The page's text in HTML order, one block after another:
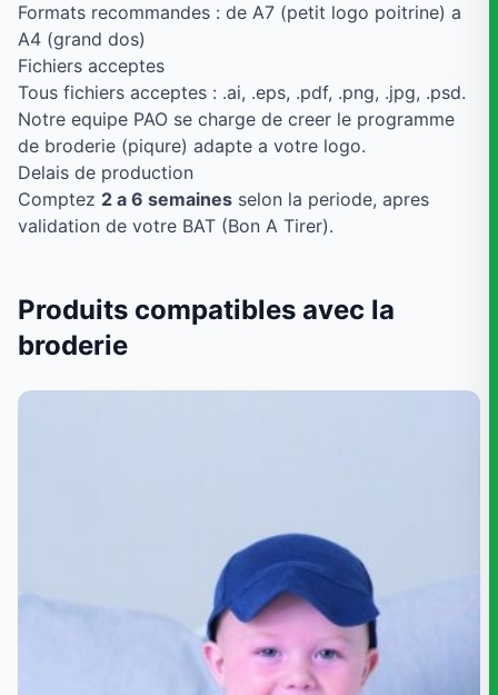
Formats recommandes : de A7 (petit logo poitrine) a
A4 (grand dos)
Fichiers acceptes
Tous fichiers acceptes : .ai, .eps, .pdf, .png, .jpg, .psd.
Notre equipe PAO se charge de creer le programme
de broderie (piqure) adapte a votre logo.
Delais de production
Comptez 2 a 6 semaines selon la periode, apres
validation de votre BAT (Bon A Tirer).
Produits compatibles avec la
broderie